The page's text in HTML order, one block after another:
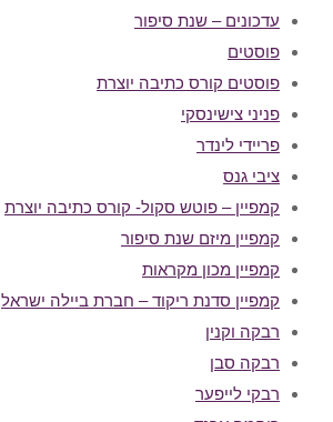
עדכונים – שנת סיפור
פוסטים
פוסטים קורס כתיבה יוצרת
פניני צישינסקי
פריידי לינדר
ציבי גנס
קמפיין – פוטש סקול- קורס כתיבה יוצרת
קמפיין מיזם שנת סיפור
קמפיין מכון מקראות
קמפיין סדנת ריקוד – חברת ביילה ישראל
רבקה וקנין
רבקה סבן
רבקי לייפער